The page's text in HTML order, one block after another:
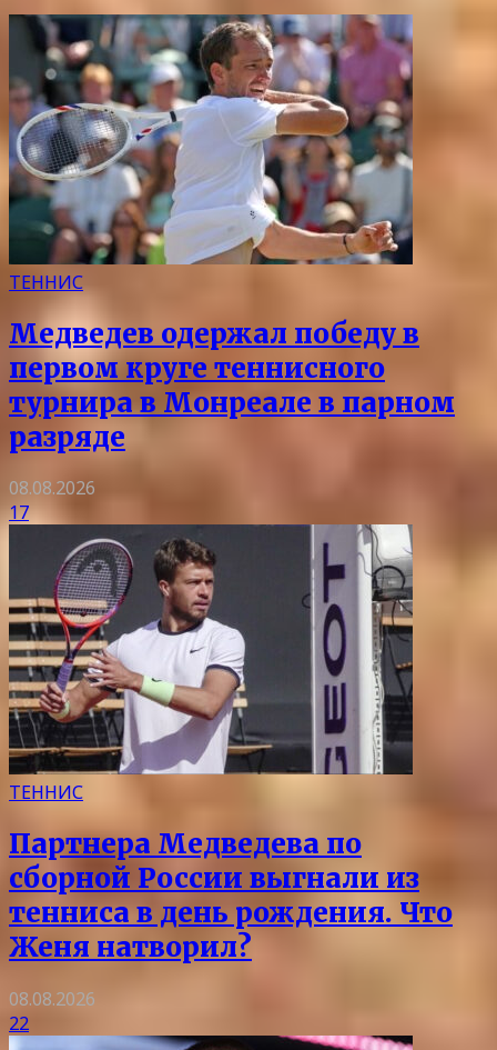
ТЕННИС
Медведев одержал победу в
первом круге теннисного
турнира в Монреале в парном
разряде
08.08.2026
17
ТЕННИС
Партнера Медведева по
сборной России выгнали из
тенниса в день рождения. Что
Женя натворил?
08.08.2026
22